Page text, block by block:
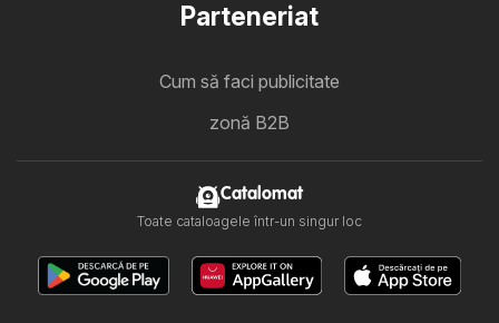
Parteneriat
Cum să faci publicitate
zonă B2B
Catalomat
Toate cataloagele într-un singur loc